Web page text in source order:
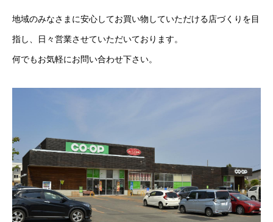
地域のみなさまに安心してお買い物していただける店づくりを目
指し、日々営業させていただいております。
何でもお気軽にお問い合わせ下さい。